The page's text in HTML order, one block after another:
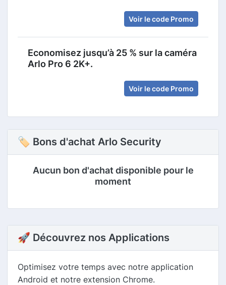
Voir le code Promo
Economisez jusqu’à 25 % sur la caméra
Arlo Pro 6 2K+.
Voir le code Promo
🏷 Bons d'achat Arlo Security
Aucun bon d'achat disponible pour le
moment
🚀 Découvrez nos Applications
Optimisez votre temps avec notre application
Android et notre extension Chrome.